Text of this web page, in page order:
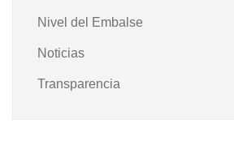
Nivel del Embalse
Noticias
Transparencia